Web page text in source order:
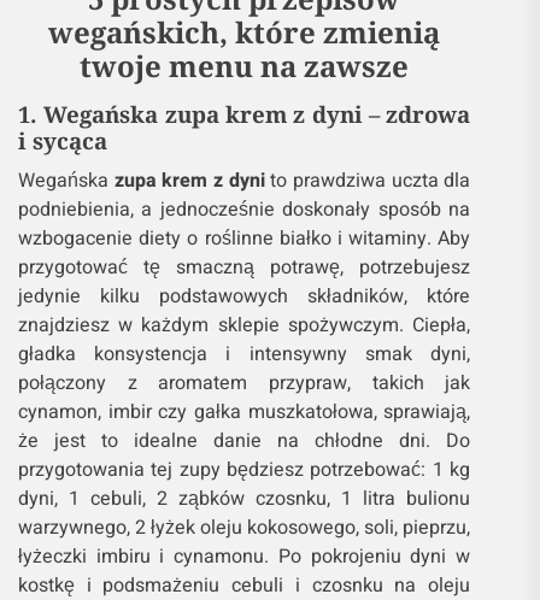
wegańskich, które zmienią
twoje menu na zawsze
1. Wegańska zupa krem z dyni – zdrowa
i sycąca
Wegańska zupa krem z dynito prawdziwa uczta dla
podniebienia, a jednocześnie doskonały sposób na
wzbogacenie diety o roślinne białko i witaminy. Aby
przygotować tę smaczną potrawę, potrzebujesz
jedynie kilku podstawowych składników, które
znajdziesz w każdym sklepie spożywczym. Ciepła,
gładka konsystencja i intensywny smak dyni,
połączony z aromatem przypraw, takich jak
cynamon, imbir czy gałka muszkatołowa, sprawiają,
że jest to idealne danie na chłodne dni. Do
przygotowania tej zupy będziesz potrzebować: 1 kg
dyni, 1 cebuli, 2 ząbków czosnku, 1 litra bulionu
warzywnego, 2 łyżek oleju kokosowego, soli, pieprzu,
łyżeczki imbiru i cynamonu. Po pokrojeniu dyni w
kostkę i podsmażeniu cebuli i czosnku na oleju